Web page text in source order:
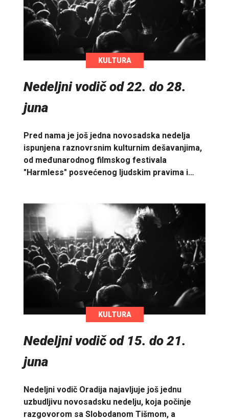
KULTURA
Nedeljni vodič od 22. do 28.
juna
Pred nama je još jedna novosadska nedelja
ispunjena raznovrsnim kulturnim dešavanjima,
od međunarodnog filmskog festivala
"Harmless" posvećenog ljudskim pravima i…
KULTURA
Nedeljni vodič od 15. do 21.
juna
Nedeljni vodič Oradija najavljuje još jednu
uzbudljivu novosadsku nedelju, koja počinje
razgovorom sa Slobodanom Tišmom, a